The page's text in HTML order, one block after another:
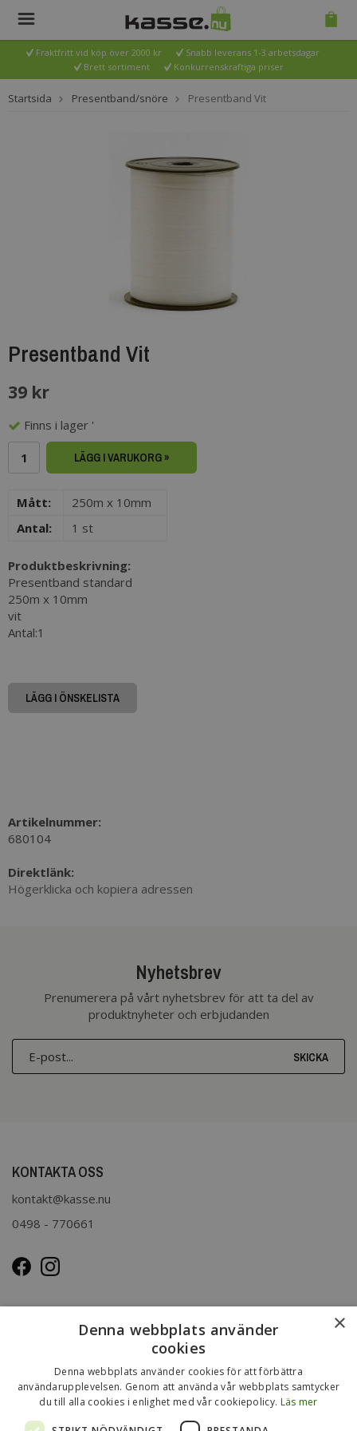
Fraktfritt vid köp över 2000 kr
Snabb leverans 1-3 arbetsdagar
Brett sortiment
Konkurrenskraftiga priser
Startsida Presentband/snöre Presentband Vit
Presentband Vit
39 kr
Finns i lager '
LÄGG I VARUKORG »
Mått:
250m x 10mm
Antal:
1 st
Produktbeskrivning:
Presentband standard
250m x 10mm
vit
Antal:1
LÄGG I ÖNSKELISTA
Artikelnummer:
680104
Direktlänk:
Högerklicka och kopiera adressen
Nyhetsbrev
Prenumerera på vårt nyhetsbrev för att ta del av
produktnyheter och erbjudanden
SKICKA
KONTAKTA OSS
kontakt@kasse.nu
0498 - 770661
Kasse.nu drivs och ägs av Immenco AB i Visby, Gotland.
Immenco AB har sedan 1979 bedrivit grossistförsäljning av
förpackningar, presentartiklar, vykort m.m. Mer om vårt
övriga sortiment finns
påwww.gotlandsgrossisten.seoch
×
Denna webbplats använder
cookies
Denna webbplats använder cookies för att förbättra
användarupplevelsen. Genom att använda vår webbplats samtycker
du till alla cookies i enlighet med vår cookiepolicy. Läs mer